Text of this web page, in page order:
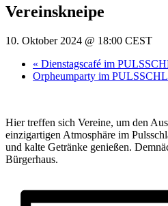
Vereinskneipe
10. Oktober 2024 @ 18:00 CEST
« Dienstagscafé im
Orpheumparty im
Hier treffen sich Vereine, um den
einzigartigen Atmosphäre im
und kalte Getränke genießen.
Bürgerhaus.